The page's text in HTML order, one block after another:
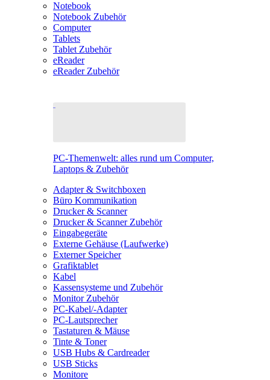
Notebook
Notebook Zubehör
Computer
Tablets
Tablet Zubehör
eReader
eReader Zubehör
PC-Themenwelt: alles rund um Computer,
Laptops & Zubehör
Adapter & Switchboxen
Büro Kommunikation
Drucker & Scanner
Drucker & Scanner Zubehör
Eingabegeräte
Externe Gehäuse (Laufwerke)
Externer Speicher
Grafiktablet
Kabel
Kassensysteme und Zubehör
Monitor Zubehör
PC-Kabel/-Adapter
PC-Lautsprecher
Tastaturen & Mäuse
Tinte & Toner
USB Hubs & Cardreader
USB Sticks
Monitore